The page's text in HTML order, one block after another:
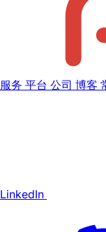
服务 平台 公司 博客
LinkedIn